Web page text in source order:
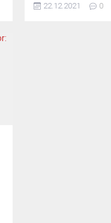
önünde gösteri
22.12.2021 0